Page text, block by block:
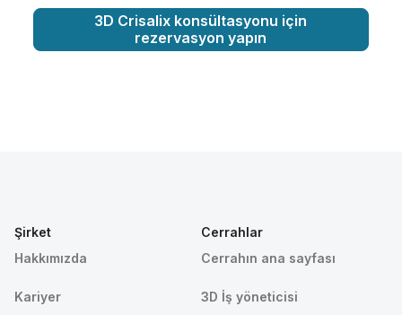
3D Crisalix konsültasyonu için
rezervasyon yapın
Şirket
Hakkımızda
Kariyer
Cerrahlar
Cerrahın ana sayfası
3D İş yöneticisi